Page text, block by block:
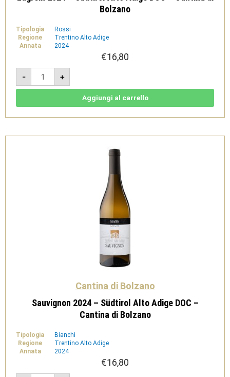
Bolzano
Tipologia
Rossi
Regione
Trentino Alto Adige
Annata
2024
€16,80
-
Lagrein
2024
-
Südtirol
-
Bolzano
+
Aggiungi al carrello
Cantina di Bolzano
Sauvignon 2024 – Südtirol Alto Adige DOC –
Cantina di Bolzano
Tipologia
Bianchi
Regione
Trentino Alto Adige
Annata
2024
€16,80